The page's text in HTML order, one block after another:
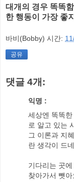
대개의 경우 똑똑
한 행동이 가장 좋
바비(Bobby) 시간:
공유
댓글 4개:
익명 :
세상엔 똑똑
로 알고 있는
그 이론과 지
란 생각이 드네
기다리는 곳에
찾아가서 뺏아